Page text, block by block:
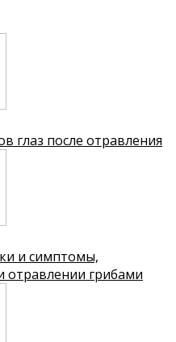
глаз после отравления
и симптомы,
грибами